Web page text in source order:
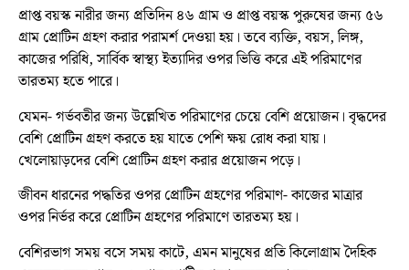
প্রাপ্ত বয়স্ক নারীর জন্য প্রতিদিন ৪৬ গ্রাম ও প্রাপ্ত বয়স্ক পুরুষের জন্য ৫৬
গ্রাম প্রোটিন গ্রহণ করার পরামর্শ দেওয়া হয়। তবে ব্যক্তি, বয়স, লিঙ্গ,
কাজের পরিধি, সার্বিক স্বাস্থ্য ইত্যাদির ওপর ভিত্তি করে এই পরিমাণের
তারতম্য হতে পারে।
যেমন- গর্ভবতীর জন্য উল্লেখিত পরিমাণের চেয়ে বেশি প্রয়োজন। বৃদ্ধদের
বেশি প্রোটিন গ্রহণ করতে হয় যাতে পেশি ক্ষয় রোধ করা যায়।
খেলোয়াড়দের বেশি প্রোটিন গ্রহণ করার প্রয়োজন পড়ে।
জীবন ধারনের পদ্ধতির ওপর প্রোটিন গ্রহণের পরিমাণ- কাজের মাত্রার
ওপর নির্ভর করে প্রোটিন গ্রহণের পরিমাণে তারতম্য হয়।
বেশিরভাগ সময় বসে সময় কাটে, এমন মানুষের প্রতি কিলোগ্রাম দৈহিক